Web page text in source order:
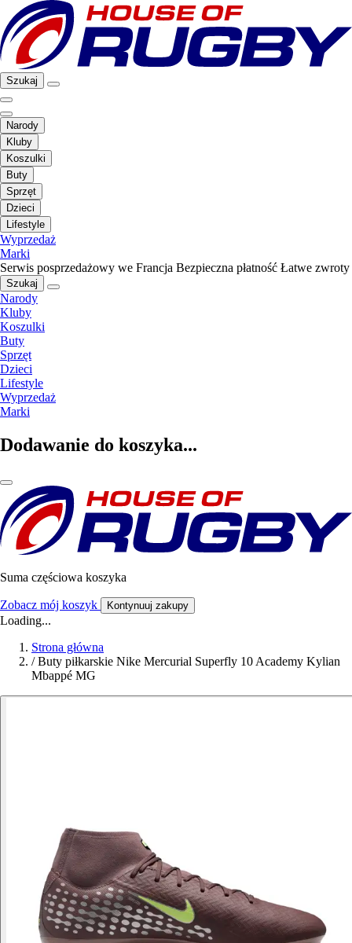
Szukaj
Narody
Kluby
Koszulki
Buty
Sprzęt
Dzieci
Lifestyle
Wyprzedaż
Marki
Serwis posprzedażowy we Francja Bezpieczna płatność Łatwe zwroty
Szukaj
Narody
Kluby
Koszulki
Buty
Sprzęt
Dzieci
Lifestyle
Wyprzedaż
Marki
Dodawanie do koszyka...
Suma częściowa koszyka
Zobacz mój koszyk Kontynuuj zakupy
Loading...
Strona główna
/ Buty piłkarskie Nike Mercurial Superfly 10 Academy Kylian
Mbappé MG